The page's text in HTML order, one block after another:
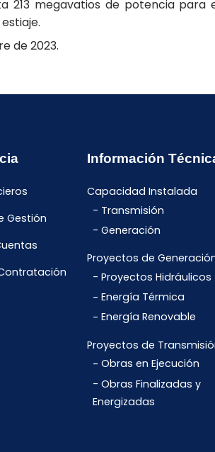
213 megavatios de potencia
de 2023.
Gestión
Información
Capacidad Instalada
Transmisión
Generación
Proyectos de
Proyectos Hidráulicos
Energía Térmica
Energía Renovable
Proyectos de
Obras en Ejecución
Obras Finalizadas y
Energizadas